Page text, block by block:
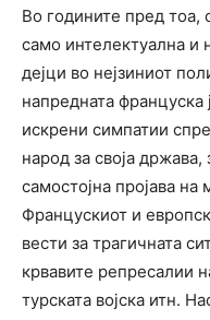
Во годините пред тоа,
само интелектуална и
дејци во нејзиниот
напредната француска
искрени симпатии
народ за своја
самостојна пројава на
Францускиот и
вести за трагичната
крвавите репресалии
турската војска итн.